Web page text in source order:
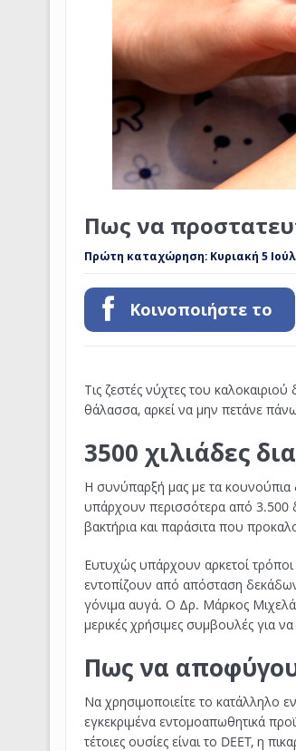
Πως να
Πρώτη καταχώρηση: Κυριακή 5
Κοινοποιήστε το
Τις ζεστές νύχτες του
θάλασσα, αρκεί να μην πετάνε
3500 χιλιάδες
Η συνύπαρξή μας με τα κουνούπια
υπάρχουν περισσότερα από 3.500
βακτήρια και παράσιτα που
Ευτυχώς υπάρχουν αρκετοί
εντοπίζουν από απόσταση
γόνιμα αυγά. Ο Δρ. Μάρκος
μερικές χρήσιμες συμβουλές για
Πως να
Να χρησιμοποιείτε το κατάλληλο
εγκεκριμένα εντομοαπωθητικά
τέτοιες ουσίες είναι το DEET, η